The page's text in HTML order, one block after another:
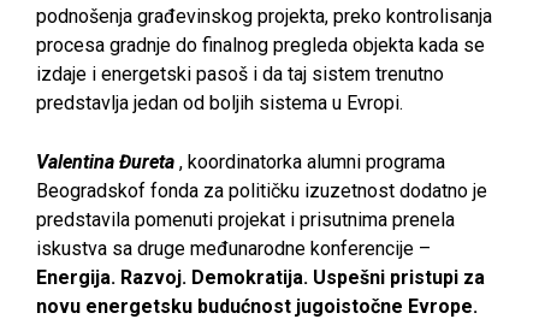
podnošenja građevinskog projekta, preko kontrolisanja
procesa gradnje do finalnog pregleda objekta kada se
izdaje i energetski pasoš i da taj sistem trenutno
predstavlja jedan od boljih sistema u Evropi.
Valentina Đureta , koordinatorka alumni programa
Beogradskof fonda za političku izuzetnost dodatno je
predstavila pomenuti projekat i prisutnima prenela
iskustva sa druge međunarodne konferencije –
Energija. Razvoj. Demokratija. Uspešni pristupi za
novu energetsku budućnost jugoistočne Evrope.